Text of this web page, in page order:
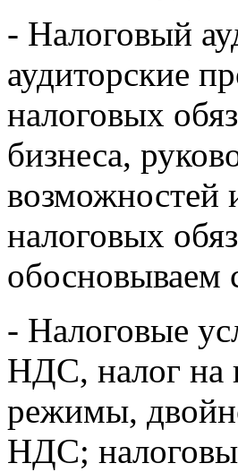
- Налоговый
аудиторские
налоговых
бизнеса,
возможностей
налоговых
обосновываем
- Налоговые
НДС, налог на
режимы,
НДС;